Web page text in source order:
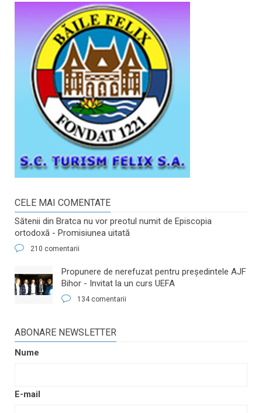
CELE MAI COMENTATE
Sătenii din Bratca nu vor preotul numit de Episcopia
ortodoxă - Promisiunea uitată
210 comentarii
​Propunere de nerefuzat pentru preşedintele AJF
Bihor - Invitat la un curs UEFA
134 comentarii
ABONARE NEWSLETTER
Nume
E-mail